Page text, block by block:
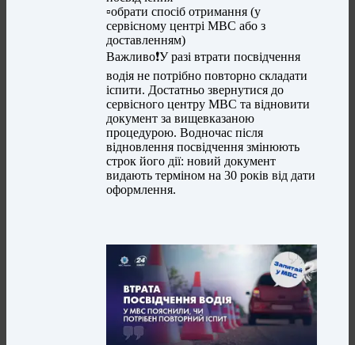
▫️обрати спосіб отримання (у
сервісному центрі МВС або з
доставленням)
Важливо❗️У разі втрати посвідчення
водія не потрібно повторно складати
іспити. Достатньо звернутися до
сервісного центру МВС та відновити
документ за вищевказаною
процедурою. Водночас після
відновлення посвідчення змінюють
строк його дії: новий документ
видають терміном на 30 років від дати
оформлення.